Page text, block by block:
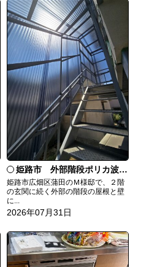
姫路市 外部階段ポリカ波板張替工事
姫路市広畑区蒲田のＭ様邸で、２階
の玄関に続く外部の階段の屋根と壁
に...
2026年07月31日